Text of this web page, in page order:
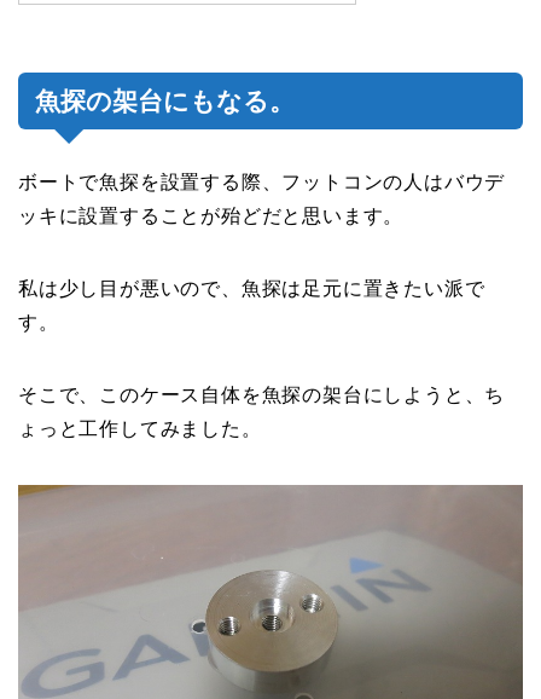
魚探の架台にもなる。
ボートで魚探を設置する際、フットコンの人はバウデ
ッキに設置することが殆どだと思います。
私は少し目が悪いので、魚探は足元に置きたい派で
す。
そこで、このケース自体を魚探の架台にしようと、ち
ょっと工作してみました。